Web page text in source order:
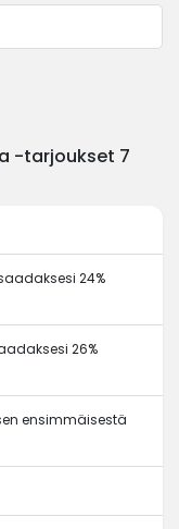
-tarjoukset 7
24%
26%
ensimmäisestä